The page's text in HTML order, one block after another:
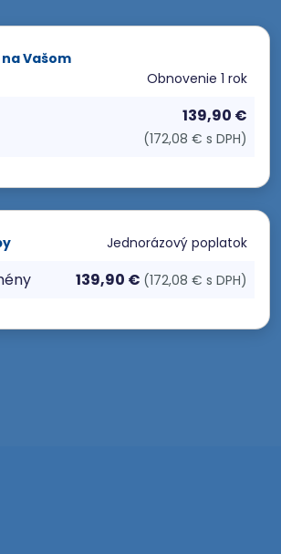
Vašom
Obnovenie 1 rok
139,90 €
(172,08 € s DPH)
Jednorázový poplatok
139,90 € (172,08 € s DPH)